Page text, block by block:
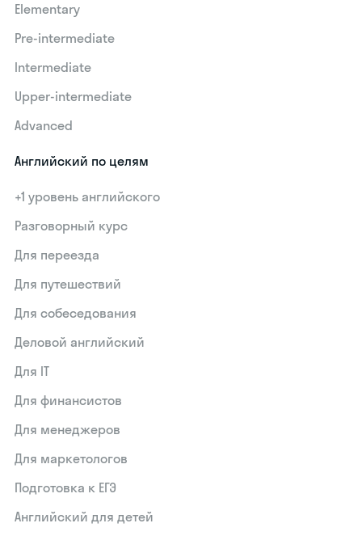
Elementary
Pre-intermediate
Intermediate
Upper-intermediate
Advanced
Английский по целям
+1 уровень английского
Разговорный курс
Для переезда
Для путешествий
Для собеседования
Деловой английский
Для IT
Для финансистов
Для менеджеров
Для маркетологов
Подготовка к ЕГЭ
Английский для детей